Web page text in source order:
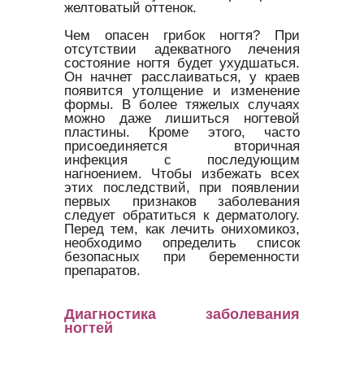
желтоватый оттенок.
Чем опасен грибок ногтя? При
отсутствии адекватного лечения
состояние ногтя будет ухудшаться.
Он начнет расслаиваться, у краев
появится утолщение и изменение
формы. В более тяжелых случаях
можно даже лишиться ногтевой
пластины. Кроме этого, часто
присоединяется вторичная
инфекция с последующим
нагноением. Чтобы избежать всех
этих последствий, при появлении
первых признаков заболевания
следует обратиться к дерматологу.
Перед тем, как лечить онихомикоз,
необходимо определить список
безопасных при беременности
препаратов.
Диагностика заболевания
ногтей